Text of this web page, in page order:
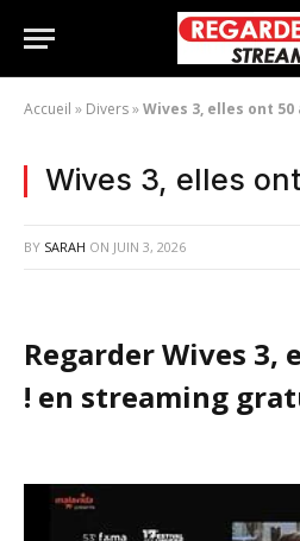
Accueil » Divers»Wives 3, elles ont 50
Wives 3, elles
BY SARAH ON JUIN 3, 2026
Regarder Wives 3,
! en streaming